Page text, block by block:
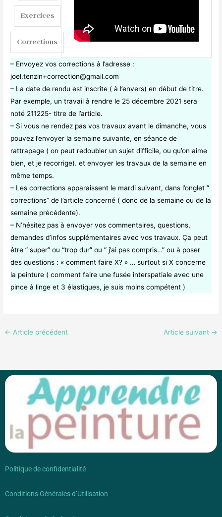
Exercices
Corrections
– Envoyez vos corrections à l’adresse :
joel.tenzin+correction@gmail.com
– La date de rendu est inscrite ( à l’envers) en début de titre.
Par exemple, un travail à rendre le 25 décembre 2021 sera
noté 211225- titre de l’article.
– Si vous ne rendez pas vos travaux avant le dimanche, vous
pouvez l’envoyer la semaine suivante, en séance de
rattrapage ( on peut redoubler un sujet difficile, ou qu’on aime
bien, et je recorrige). et envoyer les travaux de la semaine en
même temps.
– Les corrections apparaissent le mardi suivant, dans l’onglet ”
corrections” de l’article concerné ( donc de la semaine ou de la
semaine précédente).
– N’hésitez pas à envoyer vos commentaires, questions,
demandes d’infos supplémentaires avec vos travaux. Ça peut
être ” super” ou “trop dur” ou ” j’ai pas compris…” ou à poser
des questions : « comment faire X? » … surtout si X concerne
la peinture ( comment faire une fusée interspatiale avec une
pince à linge et 3 élastiques, je suis moins compétent )
← Article précédent Article suivant →
Politique de confidentialité
Conditions Générales d’Utilisation